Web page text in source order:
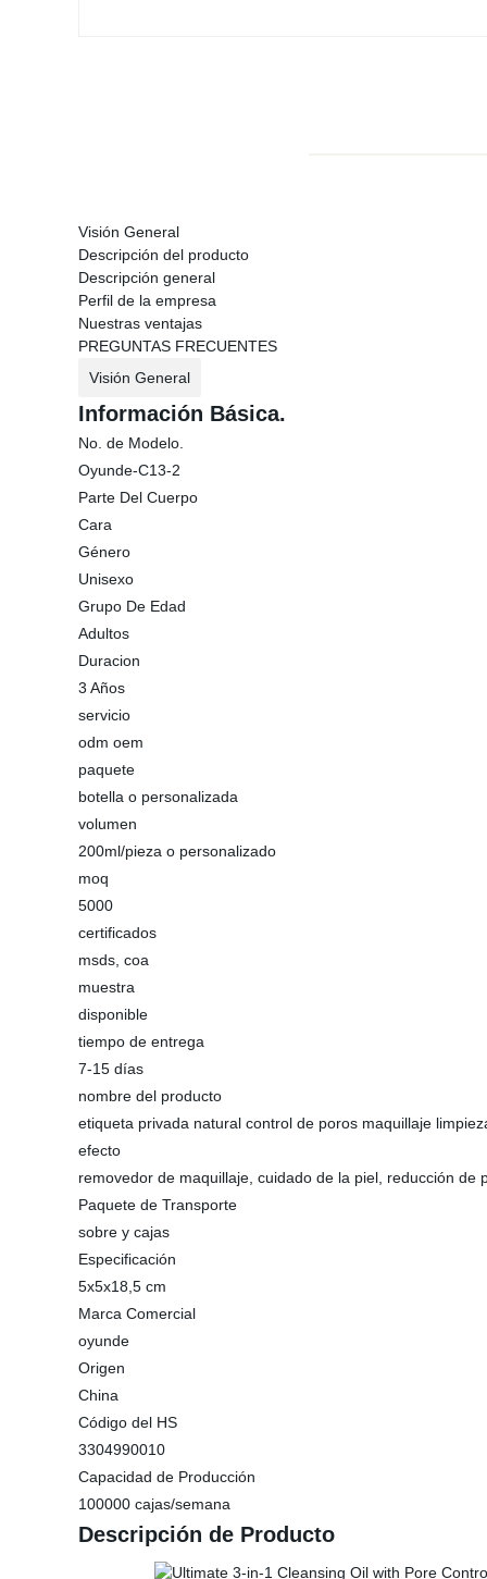
Visión General
Descripción del producto
Descripción general
Perfil de la empresa
Nuestras ventajas
PREGUNTAS FRECUENTES
Visión General
Información Básica.
No. de Modelo.
Oyunde-C13-2
Parte Del Cuerpo
Cara
Género
Unisexo
Grupo De Edad
Adultos
Duracion
3 Años
servicio
odm oem
paquete
botella o personalizada
volumen
200ml/pieza o personalizado
moq
5000
certificados
msds, coa
muestra
disponible
tiempo de entrega
7-15 días
nombre del producto
etiqueta privada natural control de poros maquillaje
efecto
removedor de maquillaje, cuidado de la piel, reducción de
Paquete de Transporte
sobre y cajas
Especificación
5x5x18,5 cm
Marca Comercial
oyunde
Origen
China
Código del HS
3304990010
Capacidad de Producción
100000 cajas/semana
Descripción de Producto